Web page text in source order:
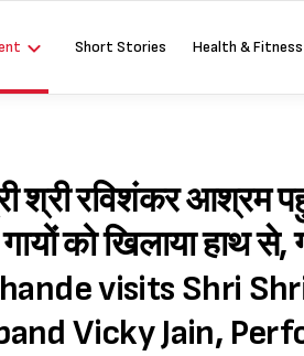
Short Stories Health & Fitness
श्री रविशंकर आश्रम
को खिलाया हाथ से,
visits Shri
Vicky Jain,